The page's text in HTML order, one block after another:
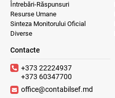
Întrebări-Răspunsuri
Resurse Umane
Sinteza Monitorului Oficial
Diverse
Contacte
+373 22224937
+373 60347700
office@contabilsef.md